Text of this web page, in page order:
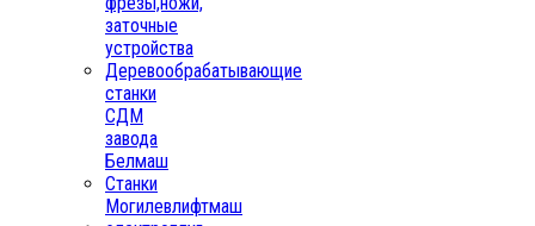
заточные
устройства
Деревообрабатывающие
станки
СДМ
завода
Белмаш
Станки
Могилевлифтмаш